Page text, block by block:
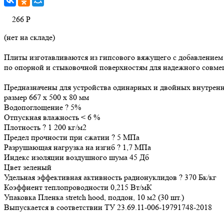
266 Р
(нет на складе)
Плиты изготавливаются из гипсового вяжущего с
по опорной и стыковочной поверхностям для надежного
Предназначены для устройства одинарных и двойных
размер 667 х 500 х 80 мм
Водопоглощение ? 5%
Отпускная влажность < 6 %
Плотность ? 1 200 кг/м2
Предел прочности при сжатии ? 5 МПа
Разрушающая нагрузка на изгиб ? 1,7 МПа
Индекс изоляции воздушного шума 45 Дб
Цвет зеленый
Удельная эффективная активность радионуклидов ? 370 Бк/кг
Коэффиент теплопроводности 0,215 Вт/мК
Упаковка Пленка stretch hood, поддон, 10 м2 (30 шт.)
Выпускается в соответствии ТУ 23.69.11-006-19791748-2018